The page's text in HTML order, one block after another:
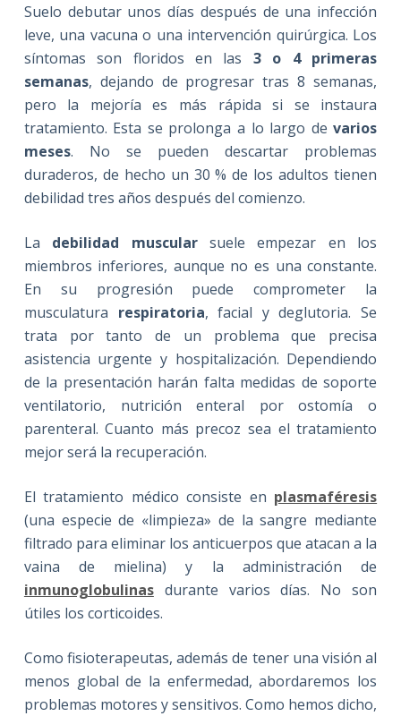
Suelo debutar unos días después de una infección
leve, una vacuna o una intervención quirúrgica. Los
síntomas son floridos en las 3 o 4 primeras
semanas, dejando de progresar tras 8 semanas,
pero la mejoría es más rápida si se instaura
tratamiento. Esta se prolonga a lo largo devarios
meses. No se pueden descartar problemas
duraderos, de hecho un 30 % de los adultos tienen
debilidad tres años después del comienzo.
La debilidad muscularsuele empezar en los
miembros inferiores, aunque no es una constante.
En su progresión puede comprometer la
musculatura respiratoria, facial y deglutoria. Se
trata por tanto de un problema que precisa
asistencia urgente y hospitalización. Dependiendo
de la presentación harán falta medidas de soporte
ventilatorio, nutrición enteral por ostomía o
parenteral. Cuanto más precoz sea el tratamiento
mejor será la recuperación.
El tratamiento médico consiste en plasmaféresis
(una especie de «limpieza» de la sangre mediante
filtrado para eliminar los anticuerpos que atacan a la
vaina de mielina) y la administración de
inmunoglobulinasdurante varios días. No son
útiles los corticoides.
Como fisioterapeutas, además de tener una visión al
menos global de la enfermedad, abordaremos los
problemas motores y sensitivos. Como hemos dicho,